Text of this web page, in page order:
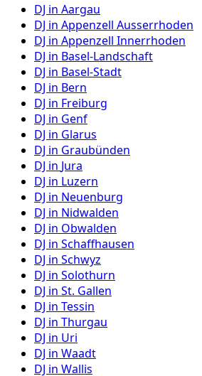
DJ in Aargau
DJ in Appenzell Ausserrhoden
DJ in Appenzell Innerrhoden
DJ in Basel-Landschaft
DJ in Basel-Stadt
DJ in Bern
DJ in Freiburg
DJ in Genf
DJ in Glarus
DJ in Graubünden
DJ in Jura
DJ in Luzern
DJ in Neuenburg
DJ in Nidwalden
DJ in Obwalden
DJ in Schaffhausen
DJ in Schwyz
DJ in Solothurn
DJ in St. Gallen
DJ in Tessin
DJ in Thurgau
DJ in Uri
DJ in Waadt
DJ in Wallis